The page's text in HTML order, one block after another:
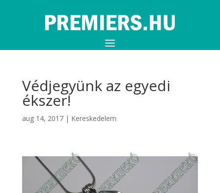
Védjegyünk az egyedi
ékszer!
aug 14, 2017| Kereskedelem